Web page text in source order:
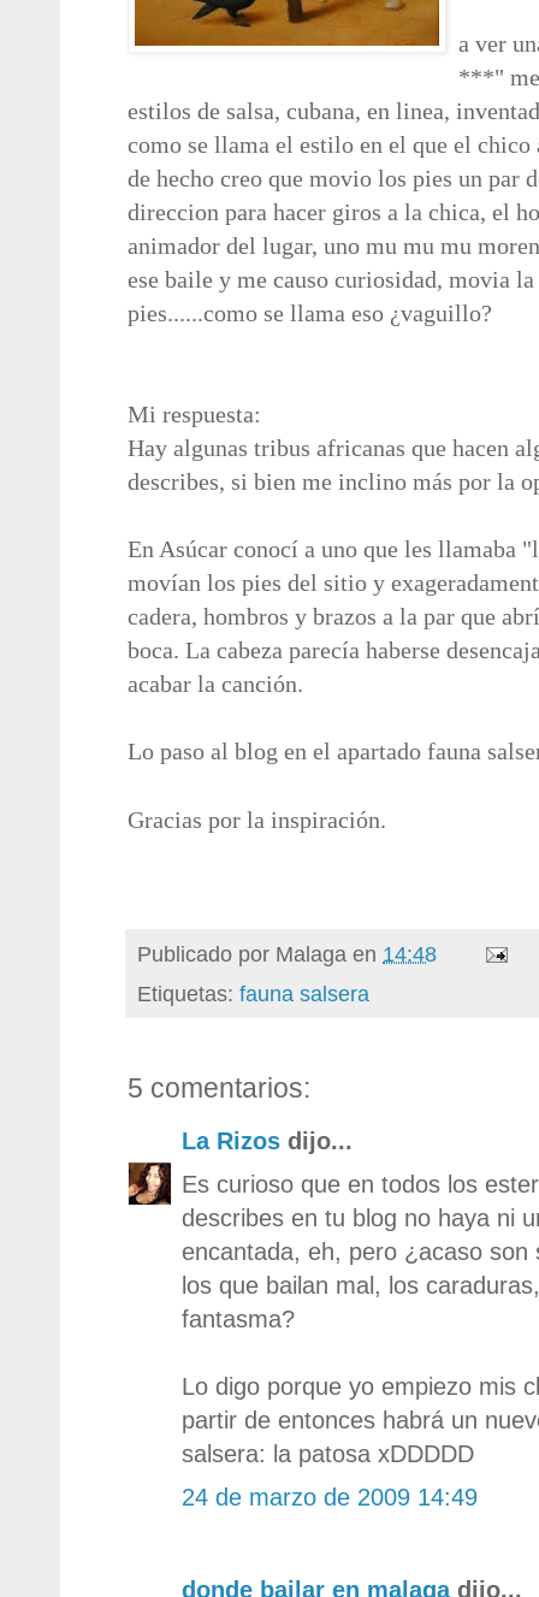
a ver
***" me
estilos de salsa, cubana, en linea,
como se llama el estilo en el que el chico
de hecho creo que movio los pies un par
direccion para hacer giros a la chica, el
animador del lugar, uno mu mu mu
ese baile y me causo curiosidad, movia la
pies......como se llama eso ¿vaguillo?
Mi respuesta:
Hay algunas tribus africanas que hacen
describes, si bien me inclino más por la
En Asúcar conocí a uno que les llamaba
movían los pies del sitio y
cadera, hombros y brazos a la par que
boca. La cabeza parecía haberse
acabar la canción.
Lo paso al blog en el apartado fauna
Gracias por la inspiración.
Publicado por Malaga en 14:48
Etiquetas: fauna salsera
5 comentarios:
La Rizos dijo...
Es curioso que en todos los
describes en tu blog no haya ni
encantada, eh, pero ¿acaso son
los que bailan mal, los
fantasma?
Lo digo porque yo empiezo mis
partir de entonces habrá un
salsera: la patosa xDDDDD
24 de marzo de 2009 14:49
donde bailar en malagadijo...